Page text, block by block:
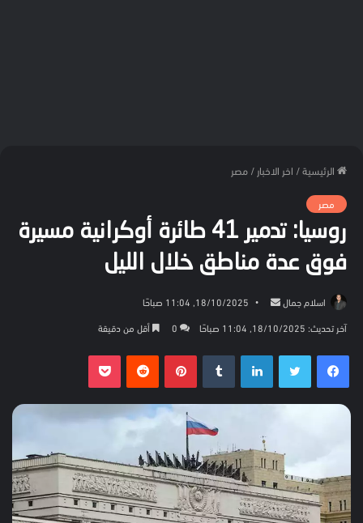
الرئيسية/ اخر الاخبار / مصر
مصر
روسيا: تدمير 41 طائرة أوكرانية مسيرة
فوق عدة مناطق خلال الليل
اسلام جمال
أرسل 18/10/2025, 11:04 صباحًا
آخر تحديث: 18/10/2025, 11:04 صباحًا
0 أقل من دقيقة
فيسبوكتويتر لينكدإن بينتيريست بوكيت